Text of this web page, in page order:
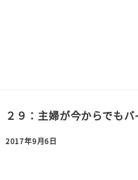
２９：主婦が今からでも
2017年9月6日